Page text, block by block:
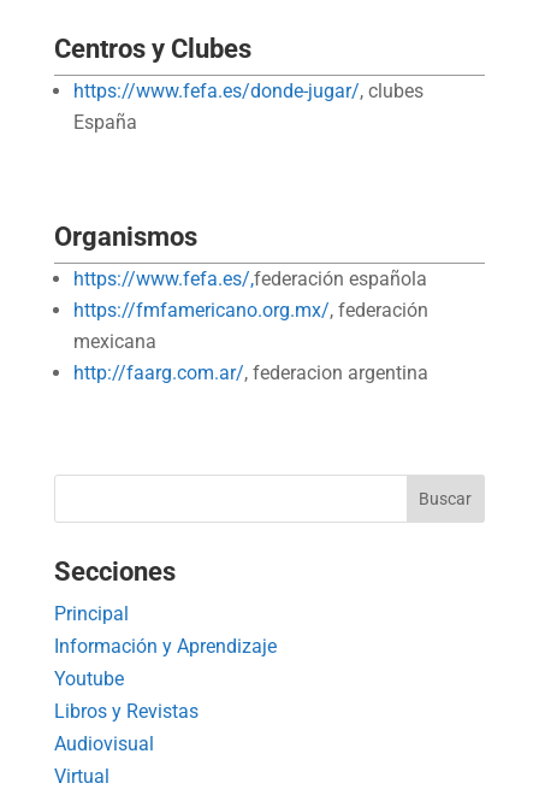
Centros y Clubes
https://www.fefa.es/donde-jugar/, clubes
España
Organismos
https://www.fefa.es/,federación española
https://fmfamericano.org.mx/, federación
mexicana
http://faarg.com.ar/, federacion argentina
Secciones
Principal
Información y Aprendizaje
Youtube
Libros y Revistas
Audiovisual
Virtual